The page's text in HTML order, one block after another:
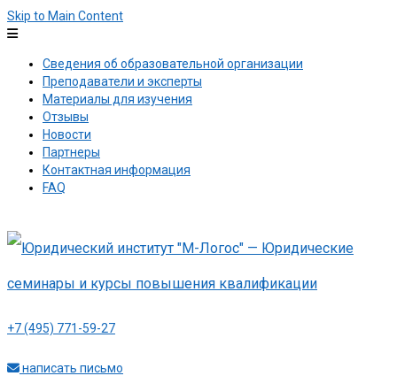
Skip to Main Content
Сведения об образовательной организации
Преподаватели и эксперты
Материалы для изучения
Отзывы
Новости
Партнеры
Контактная информация
FAQ
+7 (495) 771-59-27
написать письмо